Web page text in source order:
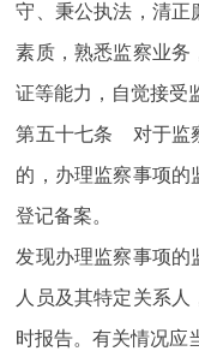
守、秉公执法，清正
素质，熟悉监察业务
证等能力，自觉接受
第五十七条 对于监
的，办理监察事项的
登记备案。
发现办理监察事项的
人员及其特定关系
时报告。有关情况应